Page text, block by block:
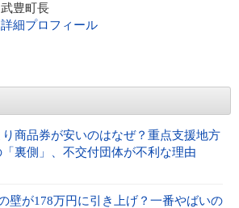
武豊町長
詳細プロフィール
り商品券が安いのはなぜ？重点支援地方
裏側」、不交付団体が不利な理由
壁が178万円に引き上げ？一番やばいの